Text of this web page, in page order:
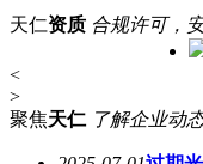
天仁资质 合规许可，
<
>
聚焦天仁 了解企业动